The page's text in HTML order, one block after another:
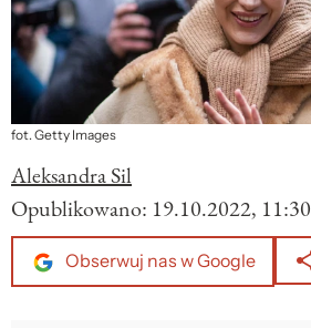
fot. Getty Images
Aleksandra Sil
Opublikowano: 19.10.2022, 11:30
Obserwuj nas w Google